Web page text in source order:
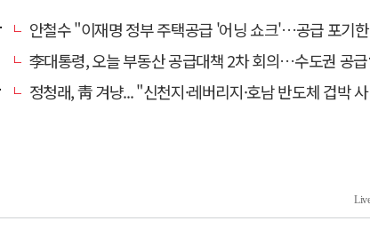
안철수 "이재명 정부 주택공급 '어닝 쇼크'…공급 포기한 대통령"
李대통령, 오늘 부동산 공급대책 2차 회의…수도권 공급안 논의
정청래, 靑 겨냥... "신천지·레버리지·호남 반도체 겁박 사과하라"